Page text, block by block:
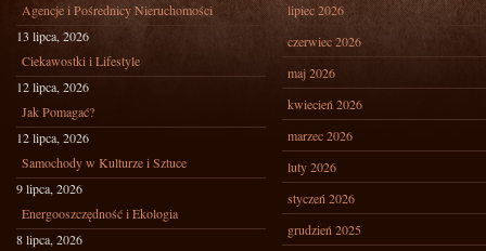
Agencje i Pośrednicy Nieruchomości
13 lipca, 2026
Ciekawostki i Lifestyle
12 lipca, 2026
Jak Pomagać?
12 lipca, 2026
Samochody w Kulturze i Sztuce
9 lipca, 2026
Energooszczędność i Ekologia
8 lipca, 2026
lipiec 2026
czerwiec 2026
maj 2026
kwiecień 2026
marzec 2026
luty 2026
styczeń 2026
grudzień 2025